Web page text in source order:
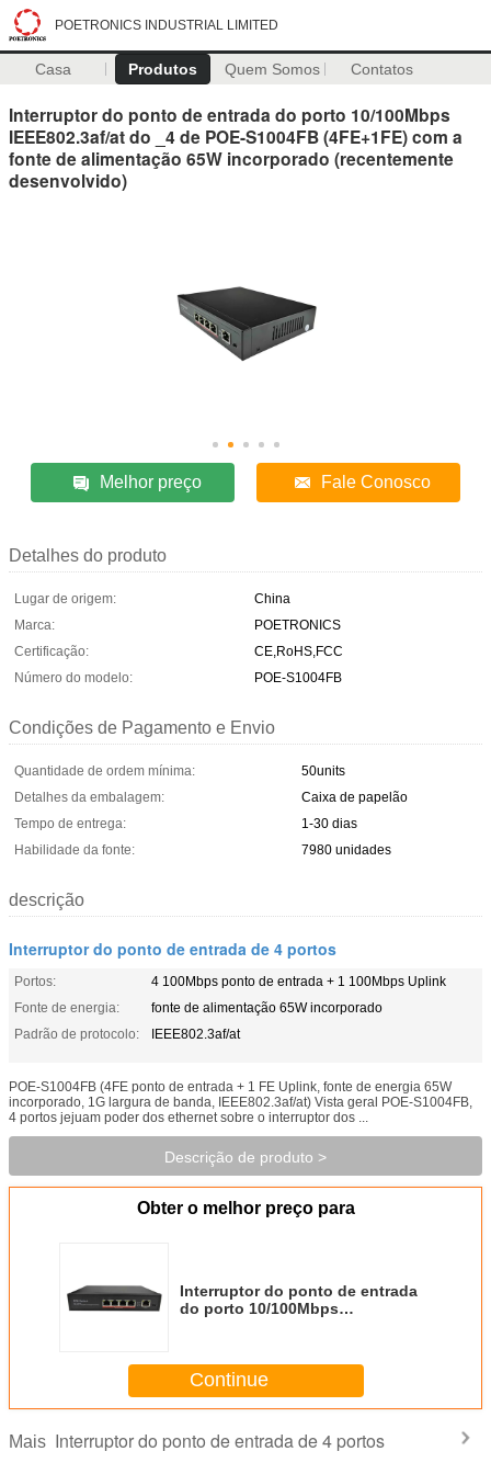
POETRONICS INDUSTRIAL LIMITED
Casa Produtos Quem Somos Contatos
Interruptor do ponto de entrada do porto 10/100Mbps
IEEE802.3af/at do _4 de POE-S1004FB (4FE+1FE) com a
fonte de alimentação 65W incorporado (recentemente
desenvolvido)
Melhor preço Fale Conosco
Detalhes do produto
Lugar de origem:
China
Marca:
POETRONICS
Certificação:
CE,RoHS,FCC
Número do modelo:
POE-S1004FB
Condições de Pagamento e Envio
Quantidade de ordem mínima:
50units
Detalhes da embalagem:
Caixa de papelão
Tempo de entrega:
1-30 dias
Habilidade da fonte:
7980 unidades
descrição
Interruptor do ponto de entrada de 4 portos
Portos:
4 100Mbps ponto de entrada + 1 100Mbps Uplink
Fonte de energia:
fonte de alimentação 65W incorporado
Padrão de protocolo:
IEEE802.3af/at
POE-S1004FB (4FE ponto de entrada + 1 FE Uplink, fonte de energia 65W
incorporado, 1G largura de banda, IEEE802.3af/at) Vista geral POE-S1004FB,
4 portos jejuam poder dos ethernet sobre o interruptor dos ...
Descrição de produto >
Obter o melhor preço para
Interruptor do ponto de entrada
do porto 10/100Mbps
de alimentação 65W incorporado
(recentemente desenvolvido)
Continue
Mais Interruptor do ponto de entrada de 4 portos